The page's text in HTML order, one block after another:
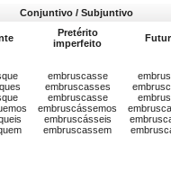
Conjuntivo / Subjuntivo
Pretérito
imperfeito
embruscasse
embruscasses
embruscasse
embruscássemos
embruscásseis
embruscassem